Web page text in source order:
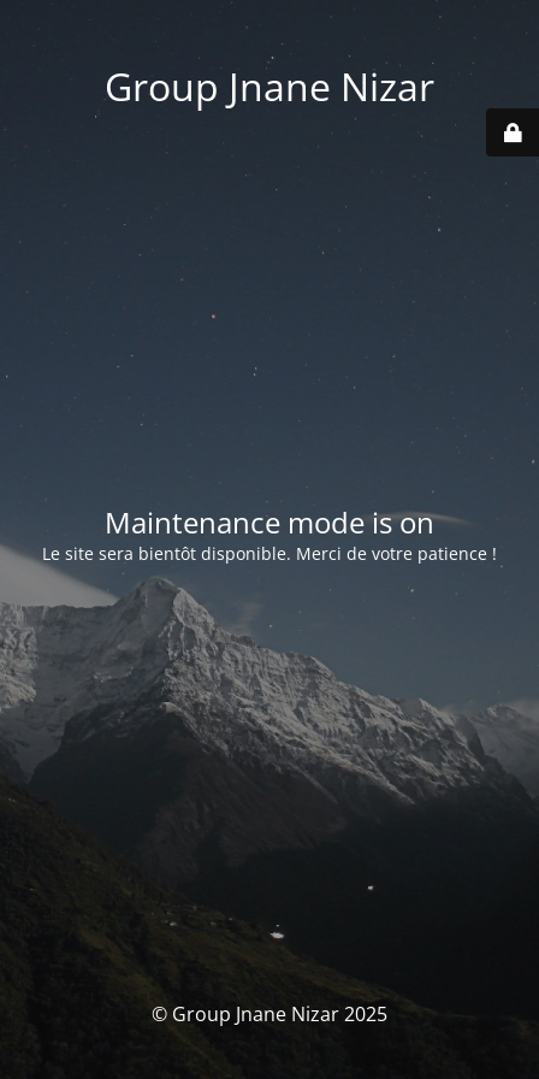
Group Jnane Nizar
Maintenance mode is on
Le site sera bientôt disponible. Merci de votre patience !
© Group Jnane Nizar 2025